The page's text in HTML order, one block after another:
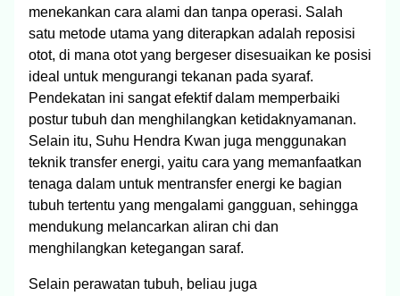
menekankan cara alami dan tanpa operasi. Salah
satu metode utama yang diterapkan adalah reposisi
otot, di mana otot yang bergeser disesuaikan ke posisi
ideal untuk mengurangi tekanan pada syaraf.
Pendekatan ini sangat efektif dalam memperbaiki
postur tubuh dan menghilangkan ketidaknyamanan.
Selain itu, Suhu Hendra Kwan juga menggunakan
teknik transfer energi, yaitu cara yang memanfaatkan
tenaga dalam untuk mentransfer energi ke bagian
tubuh tertentu yang mengalami gangguan, sehingga
mendukung melancarkan aliran chi dan
menghilangkan ketegangan saraf.
Selain perawatan tubuh, beliau juga